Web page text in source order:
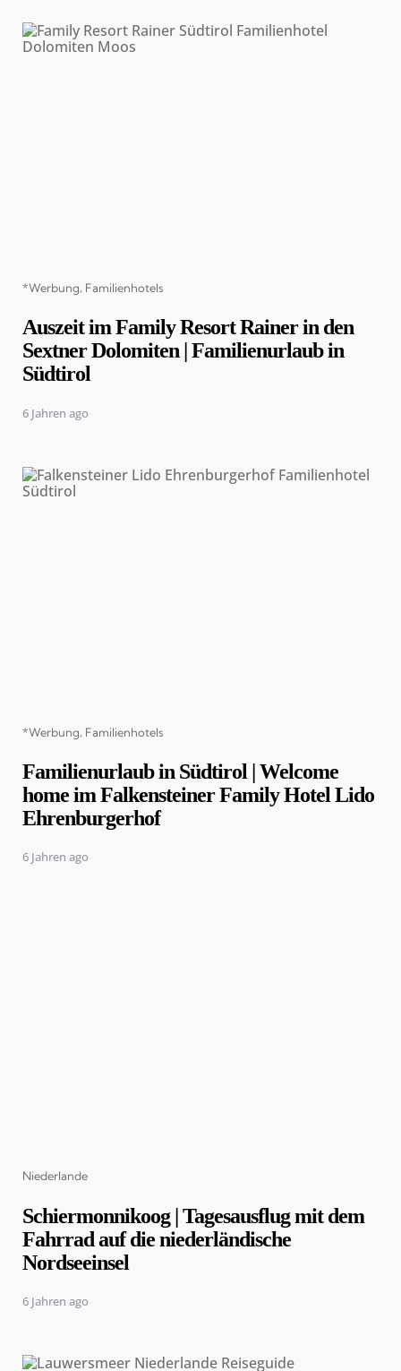
Categories
*Werbung Familienhotels
Auszeit im Family Resort Rainer in den
Sextner Dolomiten | Familienurlaub in
Südtirol
6 Jahren ago
Categories
*Werbung Familienhotels
Familienurlaub in Südtirol | Welcome
home im Falkensteiner Family Hotel Lido
Ehrenburgerhof
6 Jahren ago
Categories
Niederlande
Schiermonnikoog | Tagesausflug mit dem
Fahrrad auf die niederländische
Nordseeinsel
6 Jahren ago